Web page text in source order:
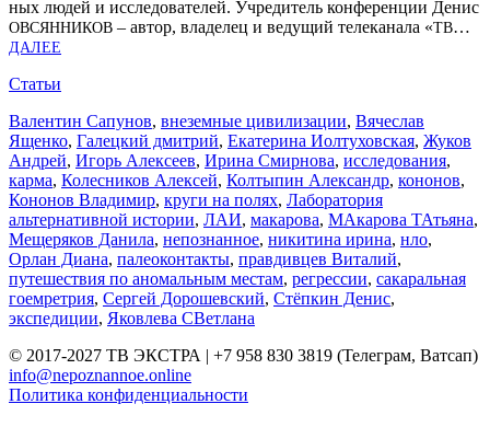
ных людей и иссле­до­ва­те­лей. Учре­ди­тель кон­фе­рен­ции Денис
ОВСЯН­НИ­КОВ – автор, вла­де­лец и веду­щий теле­ка­на­ла «ТВ…
ДАЛЕЕ
Статьи
Валентин Сапунов, внеземные цивилизации, Вячеслав
Ященко, Галецкий дмитрий, Екатерина Иолтуховская, Жуков
Андрей, Игорь Алексеев, Ирина Смирнова, исследования,
карма, Колесников Алексей, Колтыпин Александр, кононов,
Кононов Владимир, круги на полях, Лаборатория
альтернативной истории, ЛАИ, макарова, МАкарова ТАтьяна,
Мещеряков Данила, непознанное, никитина ирина, нло,
Орлан Диана, палеоконтакты, правдивцев Виталий,
путешествия по аномальным местам, регрессии, сакаральная
гоемретрия, Сергей Дорошевский, Стёпкин Денис,
экспедиции, Яковлева СВетлана
© 2017-2027 ТВ ЭКСТРА | +7 958 830 3819 (Телеграм, Ватсап)
info@nepoznannoe.online
Политика конфиденциальности